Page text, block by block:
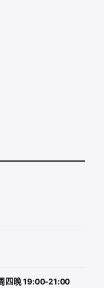
四晚 19:00-21:00